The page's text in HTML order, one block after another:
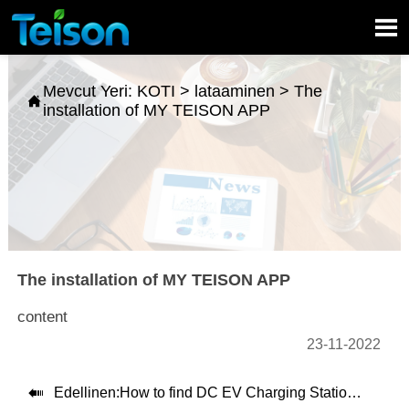


Mevcut Yeri: KOTI > lataaminen > The
installation of MY TEISON APP
The installation of MY TEISON APP
content
23-11-2022
 Edellinen:How to find DC EV Charging Stations near Me